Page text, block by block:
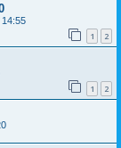
14:55
1 2
1 2